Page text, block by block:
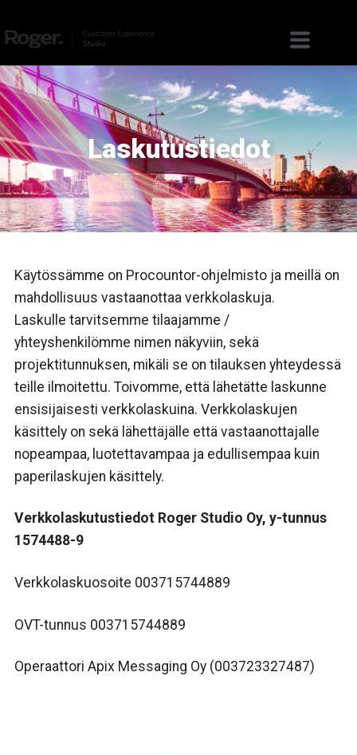
Laskutustiedot
Käytössämme on Procountor-ohjelmisto ja meillä on
mahdollisuus vastaanottaa verkkolaskuja.
Laskulle tarvitsemme tilaajamme /
yhteyshenkilömme nimen näkyviin, sekä
projektitunnuksen, mikäli se on tilauksen yhteydessä
teille ilmoitettu. Toivomme, että lähetätte laskunne
ensisijaisesti verkkolaskuina. Verkkolaskujen
käsittely on sekä lähettäjälle että vastaanottajalle
nopeampaa, luotettavampaa ja edullisempaa kuin
paperilaskujen käsittely.
Verkkolaskutustiedot Roger Studio Oy, y-tunnus
1574488-9
Verkkolaskuosoite 003715744889
OVT-tunnus 003715744889
Operaattori Apix Messaging Oy (003723327487)